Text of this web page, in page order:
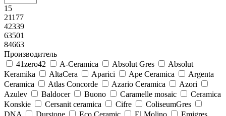
15
21177
42339
63501
84663
Производитель
41zero42
A-Ceramica Absolut Gres
Absolut
Keramika
AltaCera Aparici Ape Ceramica
Argenta
Ceramica
Atlas Concorde Azario Ceramica
Azori
Azulev
Baldocer Buono Caramelle mosaic
Ceramica
Konskie
Cersanit ceramica Cifre
ColiseumGres
DNA
Durstone Eco Ceramic El Molino
Emigres